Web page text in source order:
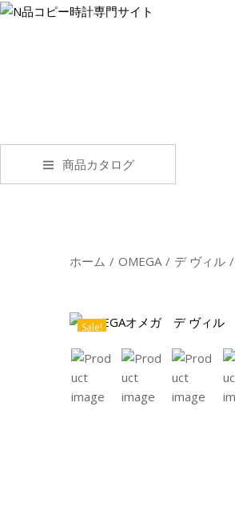
商品カタログ
ホーム / OMEGA / デ ヴィル /
Sale!